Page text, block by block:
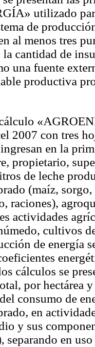
utilizado
de
al menos tres
la cantidad de
una fuente
productiva
2007 con tres
en la
propietario,
de leche
(maíz,
raciones),
actividades
cultivos
de energía
cálculos se
por hectárea
consumo de
en
y sus
separando en